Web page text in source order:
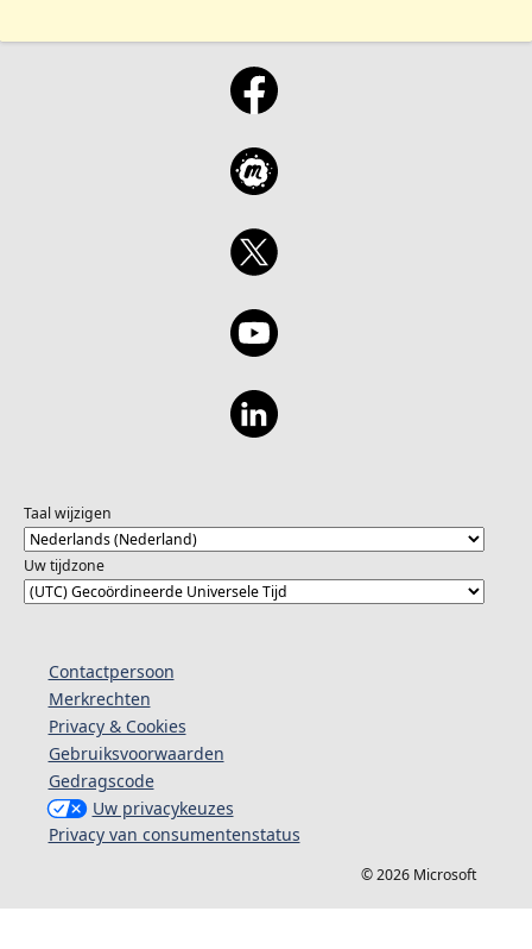
Taal wijzigen
Uw tijdzone
Contactpersoon
Merkrechten
Privacy & Cookies
Gebruiksvoorwaarden
Gedragscode
Uw privacykeuzes
Privacy van consumentenstatus
© 2026 Microsoft